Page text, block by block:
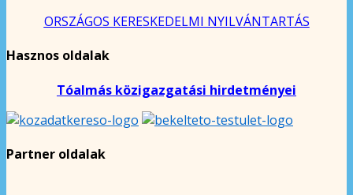
ORSZÁGOS KERESKEDELMI NYILVÁNTARTÁS
Hasznos oldalak
Tóalmás közigazgatási hirdetményei
Partner oldalak